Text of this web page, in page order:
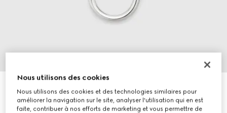
Porte-clés avec détail bande Web
CHF 390
Nous utilisons des cookies
Nous utilisons des cookies et des technologies similaires pour
améliorer la navigation sur le site, analyser l'utilisation qui en est
faite, contribuer à nos efforts de marketing et vous permettre de